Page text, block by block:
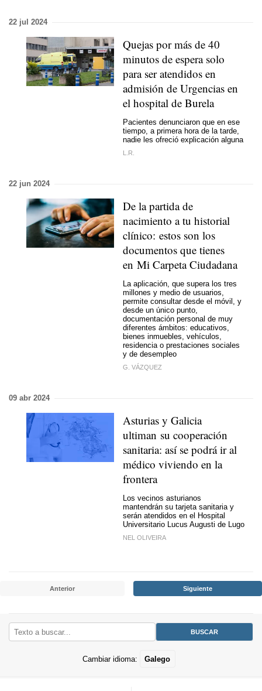
22 jul 2024
Quejas por más de 40
minutos de espera solo
para ser atendidos en
admisión de Urgencias en
el hospital de Burela
Pacientes denunciaron que en ese
tiempo, a primera hora de la tarde,
nadie les ofreció explicación alguna
L.R.
22 jun 2024
De la partida de
nacimiento a tu historial
clínico: estos son los
documentos que tienes
en Mi Carpeta Ciudadana
La aplicación, que supera los tres
millones y medio de usuarios,
permite consultar desde el móvil, y
desde un único punto,
documentación personal de muy
diferentes ámbitos: educativos,
bienes inmuebles, vehículos,
residencia o prestaciones sociales
y de desempleo
G. VÁZQUEZ
09 abr 2024
Asturias y Galicia
ultiman su cooperación
sanitaria: así se podrá ir al
médico viviendo en la
frontera
Los vecinos asturianos
mantendrán su tarjeta sanitaria y
serán atendidos en el Hospital
Universitario Lucus Augusti de Lugo
NEL OLIVEIRA
Anterior Siguiente
Cambiar idioma: Galego